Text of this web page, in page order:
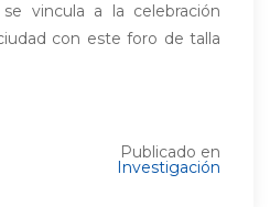
vincula a la celebración
con este foro de talla
Publicado en
Investigación